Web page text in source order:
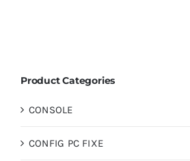
Product Categories
CONSOLE
CONFIG PC FIXE